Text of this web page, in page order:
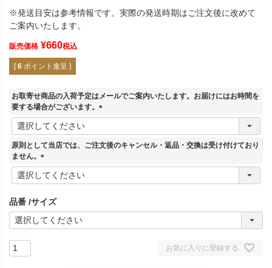
※発送目安は参考情報です。実際の発送時期はご注文後に改めて
ご案内いたします。
販売価格 ¥660税込
[ 6 ポイント進呈 ]
お取寄せ商品の入荷予定はメールでご案内いたします。お届けにはお時間を
要する場合がございます。
(
須
原則として当店では、ご注文後のキャンセル・返品・交換は受け付けており
ません。
(
必
)
品番 サイズ
お気に入りに登録する